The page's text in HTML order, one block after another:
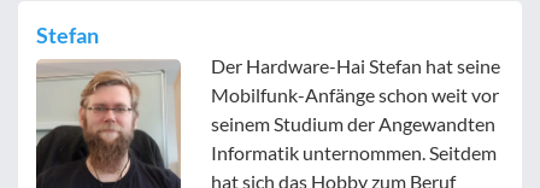
Stefan
Der Hardware-Hai Stefan hat seine
Mobilfunk-Anfänge schon weit vor
seinem Studium der Angewandten
Informatik unternommen. Seitdem
hat sich das Hobby zum Beruf